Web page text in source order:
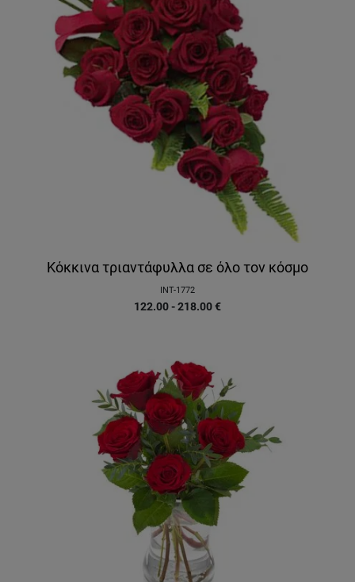
Κόκκινα τριαντάφυλλα σε όλο τον κόσμο
INT-1772
122.00 - 218.00€